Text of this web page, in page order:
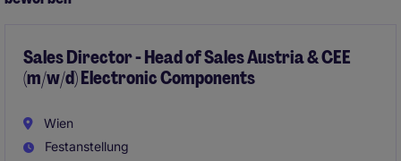
Sales Director - Head of Sales Austria & CEE
(m/w/d) Electronic Components
Wien
Festanstellung